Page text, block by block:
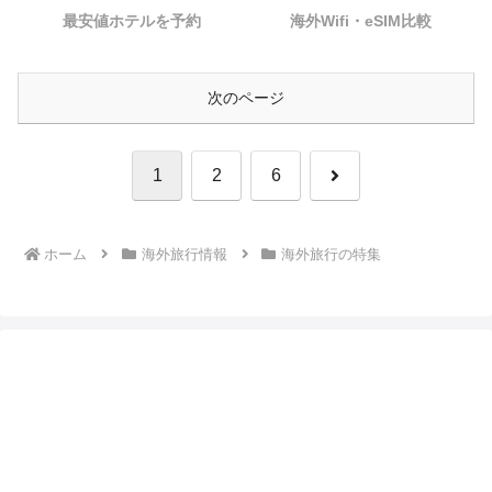
最安値ホテルを予約 海外Wifi・eSIM比較
次のページ
1 2 6 次
ホーム 海外旅行情報 海外旅行の特集